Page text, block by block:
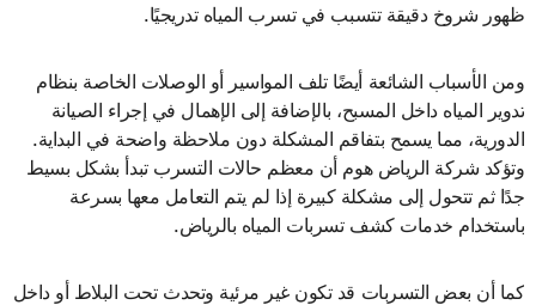
ظهور شروخ دقيقة تتسبب في تسرب المياه تدريجيًا.
ومن الأسباب الشائعة أيضًا تلف المواسير أو الوصلات الخاصة بنظام
تدوير المياه داخل المسبح، بالإضافة إلى الإهمال في إجراء الصيانة
الدورية، مما يسمح بتفاقم المشكلة دون ملاحظة واضحة في البداية.
وتؤكد شركة الرياض هوم أن معظم حالات التسرب تبدأ بشكل بسيط
جدًا ثم تتحول إلى مشكلة كبيرة إذا لم يتم التعامل معها بسرعة
باستخدام خدمات كشف تسربات المياه بالرياض.
كما أن بعض التسربات قد تكون غير مرئية وتحدث تحت البلاط أو داخل